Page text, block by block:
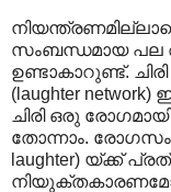
സംബന്ധമായ
ഉണ്ടാകാറുണ്ട്.
(laughter
ചിരി ഒരു
തോന്നാം.
laughter) യ്ക്ക്